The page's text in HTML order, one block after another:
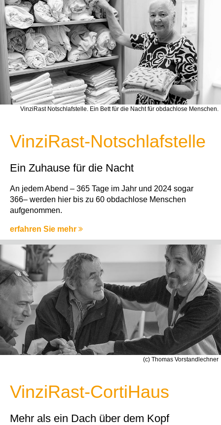
VinziRast Notschlafstelle. Ein Bett für die Nacht für obdachlose Menschen.
VinziRast-Notschlafstelle
Ein Zuhause für die Nacht
An jedem Abend – 365 Tage im Jahr und 2024 sogar
366– werden hier bis zu 60 obdachlose Menschen
aufgenommen.
erfahren Sie mehr
(c) Thomas Vorstandlechner
VinziRast-CortiHaus
Mehr als ein Dach über dem Kopf